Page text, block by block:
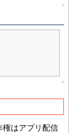
↑
↑
権はアプリ配信